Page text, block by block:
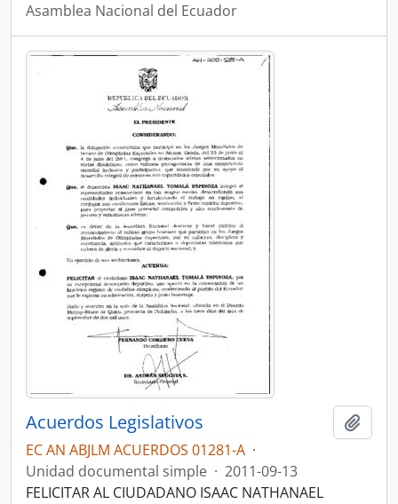
Asamblea Nacional del Ecuador
Acuerdos Legislativos
EC AN ABJLM ACUERDOS 01281-A ·
Unidad documental simple · 2011-09-13
FELICITAR AL CIUDADANO ISAAC NATHANAEL